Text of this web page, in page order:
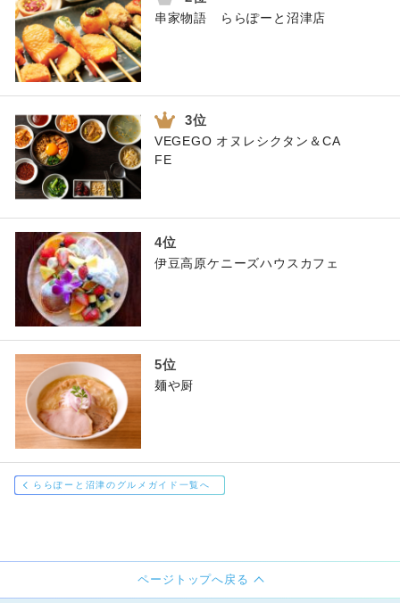
串家物語 ららぽーと沼津店
VEGEGO オヌレシクタン＆CA
FE
伊豆高原ケニーズハウスカフェ
麺や厨
ららぽーと沼津のグルメガイド一覧へ
ページトップへ戻る